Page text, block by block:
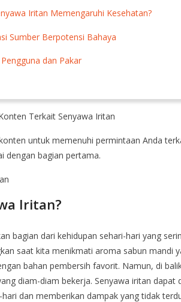
Iritan Memengaruhi Kesehatan?
Sumber Berpotensi Bahaya
dan Pakar
Terkait Senyawa Iritan
untuk memenuhi permintaan Anda
dengan bagian pertama.
Iritan?
bagian dari kehidupan sehari-hari yang
saat kita menikmati aroma sabun mandi
bahan pembersih favorit. Namun, di
diam-diam bekerja. Senyawa iritan dapat
dan memberikan dampak yang tidak